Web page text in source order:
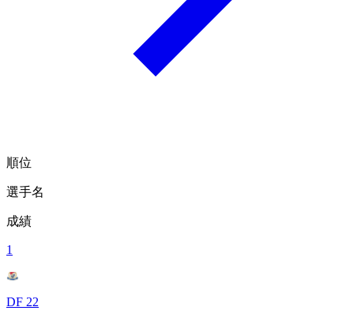
順位
選手名
成績
1
DF 22